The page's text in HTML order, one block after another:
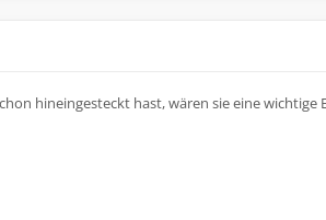
hineingesteckt hast, wären sie eine wichtige